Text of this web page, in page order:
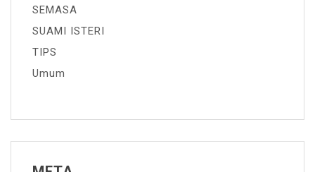
SEMASA
SUAMI ISTERI
TIPS
Umum